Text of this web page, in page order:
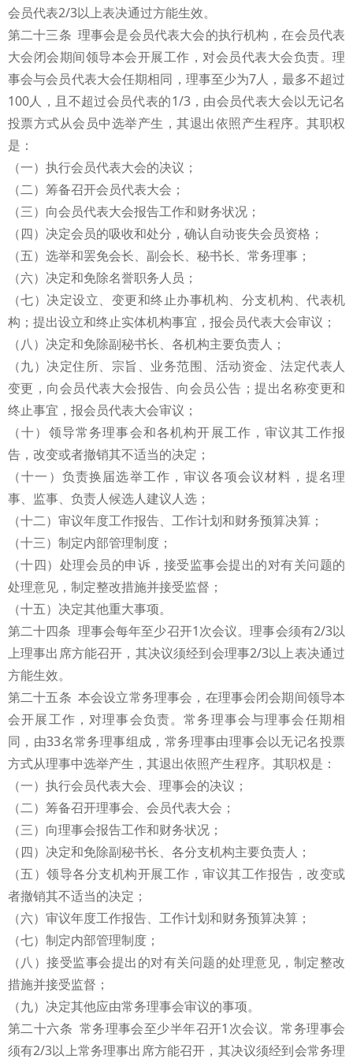
会员代表2/3以上表决通过方能生效。
第二十三条 理事会是会员代表大会的执行机构，在会员代表
大会闭会期间领导本会开展工作，对会员代表大会负责。理
事会与会员代表大会任期相同，理事至少为7人，最多不超过
100人，且不超过会员代表的1/3，由会员代表大会以无记名
投票方式从会员中选举产生，其退出依照产生程序。其职权
是：
（一）执行会员代表大会的决议；
（二）筹备召开会员代表大会；
（三）向会员代表大会报告工作和财务状况；
（四）决定会员的吸收和处分，确认自动丧失会员资格；
（五）选举和罢免会长、副会长、秘书长、常务理事；
（六）决定和免除名誉职务人员；
（七）决定设立、变更和终止办事机构、分支机构、代表机
构；提出设立和终止实体机构事宜，报会员代表大会审议；
（八）决定和免除副秘书长、各机构主要负责人；
（九）决定住所、宗旨、业务范围、活动资金、法定代表人
变更，向会员代表大会报告、向会员公告；提出名称变更和
终止事宜，报会员代表大会审议；
（十）领导常务理事会和各机构开展工作，审议其工作报
告，改变或者撤销其不适当的决定；
（十一）负责换届选举工作，审议各项会议材料，提名理
事、监事、负责人候选人建议人选；
（十二）审议年度工作报告、工作计划和财务预算决算；
（十三）制定内部管理制度；
（十四）处理会员的申诉，接受监事会提出的对有关问题的
处理意见，制定整改措施并接受监督；
（十五）决定其他重大事项。
第二十四条 理事会每年至少召开1次会议。理事会须有2/3以
上理事出席方能召开，其决议须经到会理事2/3以上表决通过
方能生效。
第二十五条 本会设立常务理事会，在理事会闭会期间领导本
会开展工作，对理事会负责。常务理事会与理事会任期相
同，由33名常务理事组成，常务理事由理事会以无记名投票
方式从理事中选举产生，其退出依照产生程序。其职权是：
（一）执行会员代表大会、理事会的决议；
（二）筹备召开理事会、会员代表大会；
（三）向理事会报告工作和财务状况；
（四）决定和免除副秘书长、各分支机构主要负责人；
（五）领导各分支机构开展工作，审议其工作报告，改变或
者撤销其不适当的决定；
（六）审议年度工作报告、工作计划和财务预算决算；
（七）制定内部管理制度；
（八）接受监事会提出的对有关问题的处理意见，制定整改
措施并接受监督；
（九）决定其他应由常务理事会审议的事项。
第二十六条 常务理事会至少半年召开1次会议。常务理事会
须有2/3以上常务理事出席方能召开，其决议须经到会常务理